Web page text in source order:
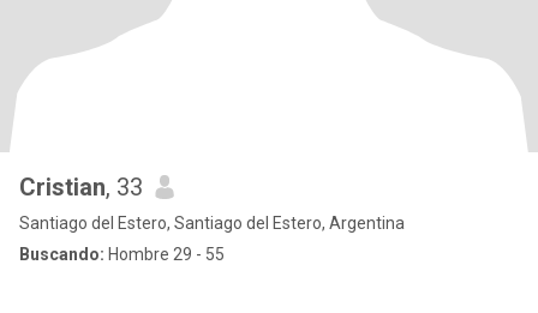
Cristian, 33
Santiago del Estero, Santiago del Estero, Argentina
Buscando: Hombre 29 - 55